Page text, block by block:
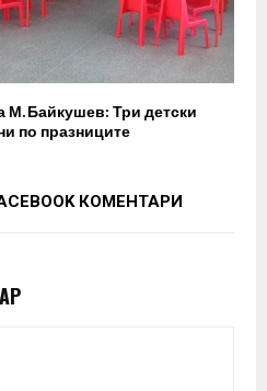
М. Байкушев: Три детски
по празниците
КОМЕНТАРИ